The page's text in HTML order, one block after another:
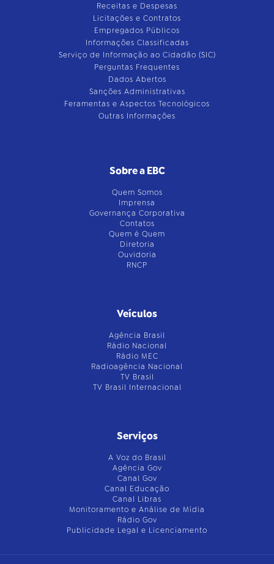
Receitas e Despesas
Licitações e Contratos
Empregados Públicos
Informações Classificadas
Serviço de Informação ao Cidadão (SIC)
Perguntas Frequentes
Dados Abertos
Sanções Administrativas
Feramentas e Aspectos Tecnológicos
Outras Informações
Sobre a EBC
Quem Somos
Imprensa
Governança Corporativa
Contatos
Quem é Quem
Diretoria
Ouvidoria
RNCP
Veículos
Agência Brasil
Rádio Nacional
Rádio MEC
Radioagência Nacional
TV Brasil
TV Brasil Internacional
Serviços
A Voz do Brasil
Agência Gov
Canal Gov
Canal Educação
Canal Libras
Monitoramento e Análise de Mídia
Rádio Gov
Publicidade Legal e Licenciamento